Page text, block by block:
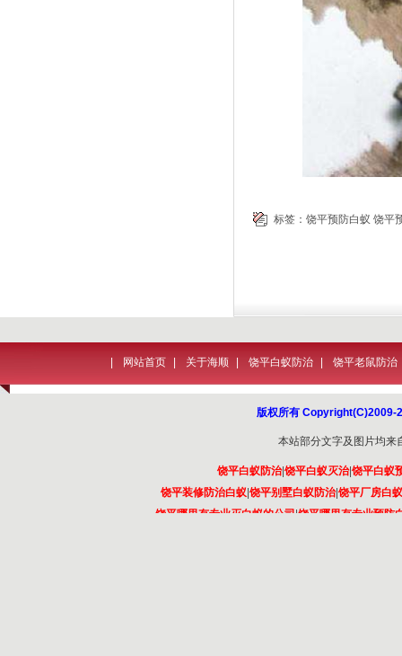
标签： 饶平预防白蚁 饶平
网站首页 关于海顺 饶平白蚁防治 饶平老鼠防治
版权所有 Copyright(C)2009-
本站部分文字及图片均来
饶平白蚁防治|饶平白蚁灭治|饶平白蚁
饶平装修防治白蚁 饶平别墅白蚁防治|饶平厂房白
饶平哪里有专业灭白蚁的公司|饶平哪里有专业预防